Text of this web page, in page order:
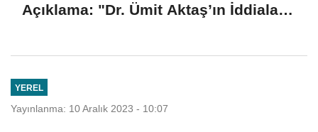
Açıklama: "Dr. Ümit Aktaş’ın İddiaları
YEREL
Yayınlanma: 10 Aralık 2023 - 10:07